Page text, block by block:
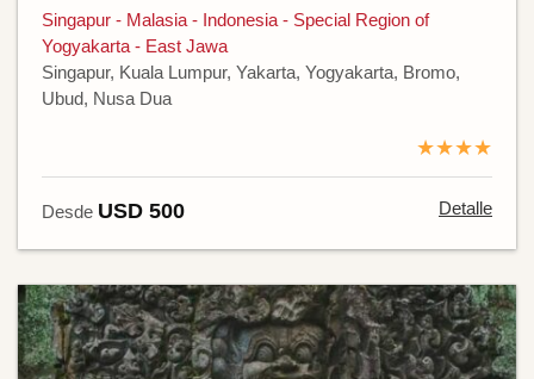
Singapur - Malasia - Indonesia - Special Region of
Yogyakarta - East Jawa
Singapur, Kuala Lumpur, Yakarta, Yogyakarta, Bromo,
Ubud, Nusa Dua
★★★★
Desde USD 500 Detalle